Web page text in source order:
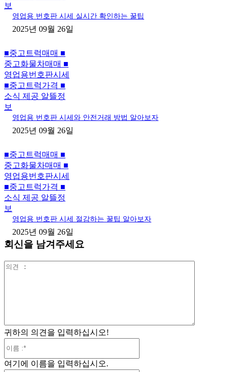
보
영업용 번호판 시세 실시간 확인하는 꿀팁
2025년 09월 26일
■중고트럭매매 ■
중고화물차매매 ■
영업용번호판시세
■중고트럭가격 ■
소식 제공 알뜰정
보
영업용 번호판 시세와 안전거래 방법 알아보자
2025년 09월 26일
■중고트럭매매 ■
중고화물차매매 ■
영업용번호판시세
■중고트럭가격 ■
소식 제공 알뜰정
보
영업용 번호판 시세 절감하는 꿀팁 알아보자
2025년 09월 26일
회신을 남겨주세요
귀하의 의견을 입력하십시오!
여기에 이름을 입력하십시오.